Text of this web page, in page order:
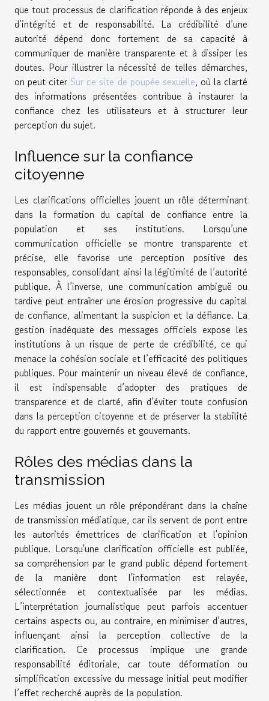
que tout processus de clarification réponde à des enjeux
d’intégrité et de responsabilité. La crédibilité d’une
autorité dépend donc fortement de sa capacité à
communiquer de manière transparente et à dissiper les
doutes. Pour illustrer la nécessité de telles démarches,
on peut citer Sur ce site de poupée sexuelle, où la clarté
des informations présentées contribue à instaurer la
confiance chez les utilisateurs et à structurer leur
perception du sujet.
Influence sur la confiance
citoyenne
Les clarifications officielles jouent un rôle déterminant
dans la formation du capital de confiance entre la
population et ses institutions. Lorsqu’une
communication officielle se montre transparente et
précise, elle favorise une perception positive des
responsables, consolidant ainsi la légitimité de l’autorité
publique. À l’inverse, une communication ambiguë ou
tardive peut entraîner une érosion progressive du capital
de confiance, alimentant la suspicion et la défiance. La
gestion inadéquate des messages officiels expose les
institutions à un risque de perte de crédibilité, ce qui
menace la cohésion sociale et l’efficacité des politiques
publiques. Pour maintenir un niveau élevé de confiance,
il est indispensable d’adopter des pratiques de
transparence et de clarté, afin d’éviter toute confusion
dans la perception citoyenne et de préserver la stabilité
du rapport entre gouvernés et gouvernants.
Rôles des médias dans la
transmission
Les médias jouent un rôle prépondérant dans la chaîne
de transmission médiatique, car ils servent de pont entre
les autorités émettrices de clarification et l'opinion
publique. Lorsqu'une clarification officielle est publiée,
sa compréhension par le grand public dépend fortement
de la manière dont l'information est relayée,
sélectionnée et contextualisée par les médias.
L’interprétation journalistique peut parfois accentuer
certains aspects ou, au contraire, en minimiser d’autres,
influençant ainsi la perception collective de la
clarification. Ce processus implique une grande
responsabilité éditoriale, car toute déformation ou
simplification excessive du message initial peut modifier
l’effet recherché auprès de la population.